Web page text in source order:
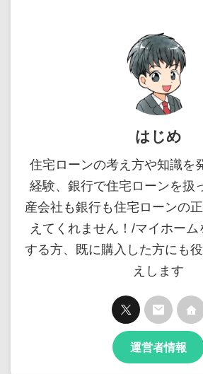
はじめ
住宅ローンの考え方や知識を
経験、銀行で住宅ローンを扱
産会社も銀行も住宅ローンの
えてくれません！/マイホー
する方、既に購入した方にも
えします
運営者情報